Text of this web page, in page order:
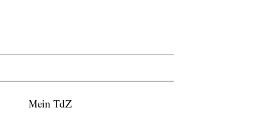
Mein TdZ